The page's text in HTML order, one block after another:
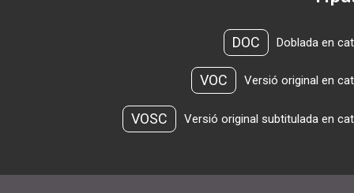
DOC Doblada en
VOC Versió original en
VOSC Versió original subtitulada en